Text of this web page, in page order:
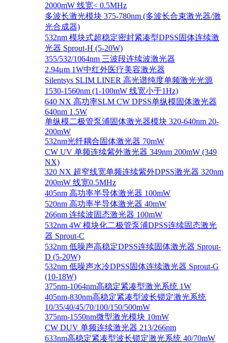
2000mW 线宽< 0.5MHz
多波长激光模块 375-780nm (多波长合束激光器/激
光合成器)
532nm 模块式超稳定密封紧凑型DPSS固体连续激
光器 Sprout-H (5-20W)
355/532/1064nm 三波段连续波激光器
2.94μm 1W中红外医疗美容激光器
Silentsys SLIM LINER 高光谱纯度单频激光光源
1530-1560nm (1-100mW 线宽小于1Hz)
640 NX 高功率SLM CW DPSS单纵模固体激光器
640nm 1.5W
单纵模二极管泵浦固体激光器模块 320-640nm 20-
200mW
532nm光纤耦合固体激光器 70mW
CW UV 单频连续紫外激光器 349nm 200mW (349
NX)
320 NX 超窄线宽单频连续紫外DPSS激光器 320nm
200mW 线宽0.5MHz
405nm 高功率半导体激光器 100mW
520nm 高功率半导体激光器 40mW
266nm 连续波固态激光器 100mW
532nm 4W 模块化二极管泵浦DPSS连续固态激光
器 Sprout-C
532nm 低噪声高稳定DPSS连续固体激光器 Sprout-
D (5-20W)
532nm 低噪声水冷DPSS固体连续激光器 Sprout-G
(10-18W)
375nm-1064nm高稳定紧凑型激光系统 1W
405nm-830nm高稳定紧凑型波长锁定激光系统
10/35/40/45/70/100/150/500mW
375nm-1550nm微型激光模块 10mW
CW DUV 单频连续激光器 213/266nm
633nm高稳定紧凑型波长锁定激光系统 40/70mW